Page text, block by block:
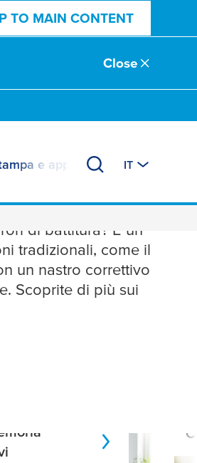
TO MAIN CONTENT
Close
e approfondimenti
IT
di battitura? È un
tradizionali, come il
un nastro correttivo
Scoprite di più sui